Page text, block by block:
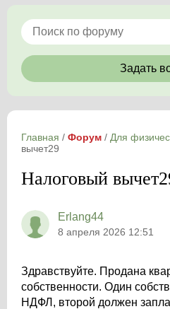
Задать
Главная / Форум / Для
вычет29
Налоговый
Erlang44
8 апреля 2026 12:51
Здравствуйте. Продана
собственности. Один
НДФЛ, второй должен